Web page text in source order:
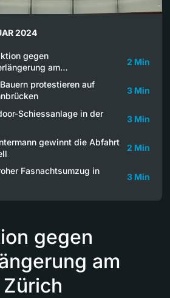
2024
gegen
am…
2 Min
protestieren auf
3 Min
Schiessanlage in der
3 Min
gewinnt die Abfahrt
2 Min
Fasnachtsumzug in
3 Min
gegen
am